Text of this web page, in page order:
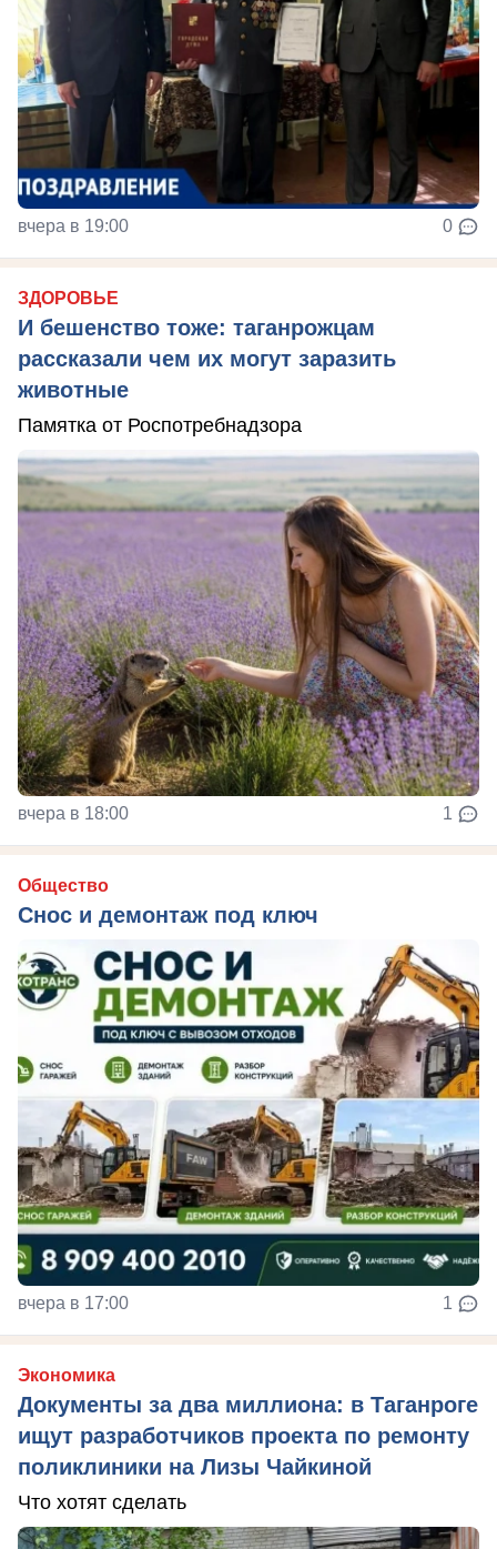
вчера в 19:00 0
ЗДОРОВЬЕ
И бешенство тоже: таганрожцам
рассказали чем их могут заразить
животные
Памятка от Роспотребнадзора
вчера в 18:00 1
Общество
Снос и демонтаж под ключ
вчера в 17:00 1
Экономика
Документы за два миллиона: в Таганроге
ищут разработчиков проекта по ремонту
поликлиники на Лизы Чайкиной
Что хотят сделать